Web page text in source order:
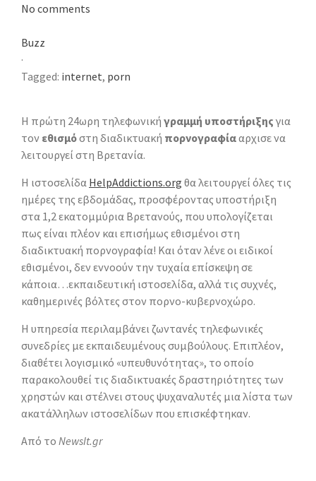
No comments
Buzz
·
Tagged: internet, porn
Η πρώτη 24ωρη τηλεφωνική γραμμή υποστήριξης για
τον εθισμόστη διαδικτυακή πορνογραφίααρχισε να
λειτουργεί στη Βρετανία.
Η ιστοσελίδα HelpAddictions.org θα λειτουργεί όλες τις
ημέρες της εβδομάδας, προσφέροντας υποστήριξη
στα 1,2 εκατομμύρια Βρετανούς, που υπολογίζεται
πως είναι πλέον και επισήμως εθισμένοι στη
διαδικτυακή πορνογραφία! Και όταν λένε οι ειδικοί
εθισμένοι, δεν εννοούν την τυχαία επίσκεψη σε
κάποια…εκπαιδευτική ιστοσελίδα, αλλά τις συχνές,
καθημερινές βόλτες στον πορνο-κυβερνοχώρο.
Η υπηρεσία περιλαμβάνει ζωντανές τηλεφωνικές
συνεδρίες με εκπαιδευμένους συμβούλους. Επιπλέον,
διαθέτει λογισμικό «υπευθυνότητας», το οποίο
παρακολουθεί τις διαδικτυακές δραστηριότητες των
χρηστών και στέλνει στους ψυχαναλυτές μια λίστα των
ακατάλληλων ιστοσελίδων που επισκέφτηκαν.
Από το NewsIt.gr